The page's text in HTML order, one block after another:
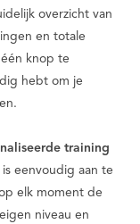
overzicht van
en totale
knop te
hebt om je
training
eenvoudig aan te
elk moment de
niveau en